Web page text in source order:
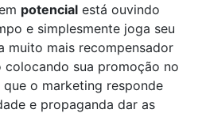
potencial está ouvindo
e simplesmente joga seu
muito mais recompensador
sua promoção no
o marketing responde
e propaganda dar as